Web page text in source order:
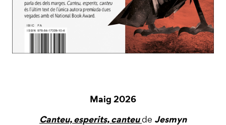
Maig 2026
Canteu, esperits, canteude Jesmyn